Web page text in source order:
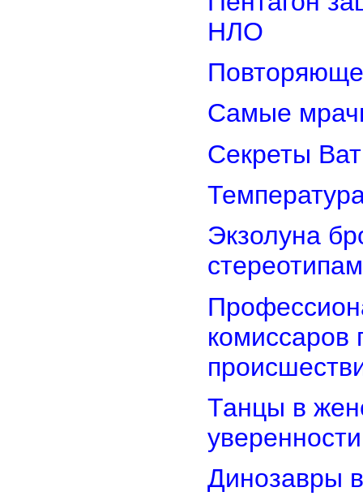
НЛО
Самые
Секреты
Экзолуна
стереотипам
комиссаров
Танцы в
Динозавры